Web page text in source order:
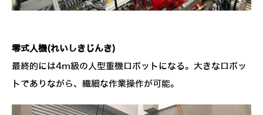
零式人機(れいしきじんき)
最終的には4ｍ級の人型重機ロボットになる。大きなロボッ
トでありながら、繊細な作業操作が可能。